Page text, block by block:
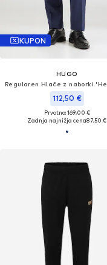
KUPON
HUGO
112,50 €
Prvotno: 169,00 €
Zadnja najnižja cena87,50 €